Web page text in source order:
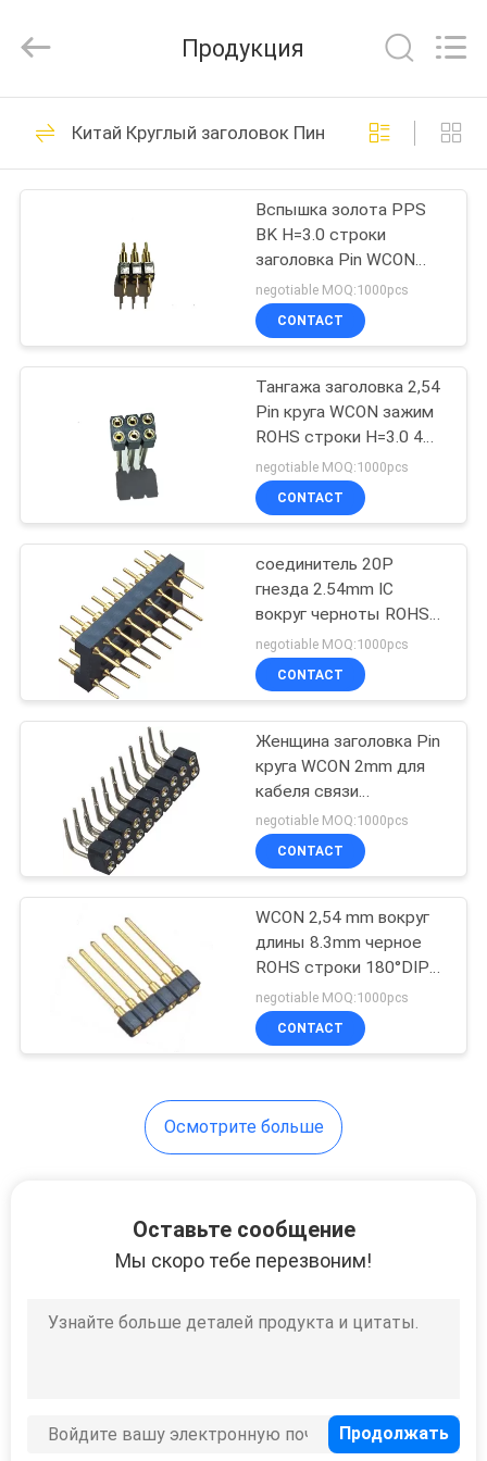
ДОМ
ПРОДУКТЫ
ПУТЕШЕСТВИЕ
ПРОВЕРКА
КАЧЕСТВА
СВЯЖИТЕСЬ
СПРОСИТЕ
ЦИТАТУ
КАРТА
САЙТА
PRIVACY
POLICY
Reserved.
Соединитель ВКОН
22
коллектора Pin
48
женский разъем
коллектора
Разъем
коллектора
коробки
Заголовок
защелки
32
Доска для
борт соединителя
Продукция
Китай Круглый заголовок Пин
Вспышка золота PPS
BK H=3.0 строки
заголовка Pin WCON
подвергли
механической
обработке 2.54mm,
прямая
negotiable MOQ:1000pcs
CONTACT
Тангажа заголовка 2,54
Pin круга WCON зажим
ROHS строки H=3.0 4
женского двойной
negotiable MOQ:1000pcs
CONTACT
соединитель 20P
гнезда 2.54mm IC
вокруг черноты ROHS
плиты H=3.0 PCB
заголовка Pin
negotiable MOQ:1000pcs
CONTACT
Женщина заголовка Pin
круга WCON 2mm для
кабеля связи
компьютера PCB
negotiable MOQ:1000pcs
CONTACT
WCON 2,54 mm вокруг
длины 8.3mm черное
ROHS строки 180°DIP
H=3.0 PPS певицы
заголовка Pin
negotiable MOQ:1000pcs
CONTACT
Осмотрите больше
Оставьте сообщение
Мы скоро тебе перезвоним!